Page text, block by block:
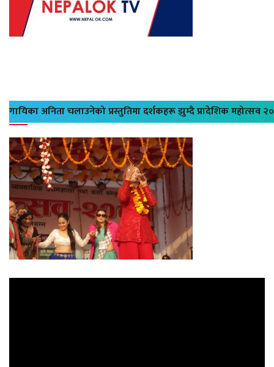
गायिका अनिता चलाउनेको प्रस्तुतिमा दर्शकहरू झुम्दै प्रादेशिक महोत्सव